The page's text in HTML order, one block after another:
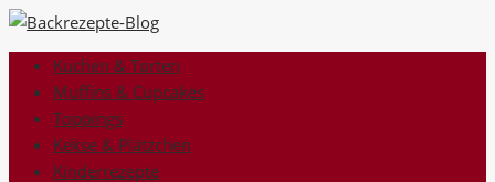
Kuchen & Torten
Muffins & Cupcakes
Toppings
Kekse & Plätzchen
Kinderrezepte